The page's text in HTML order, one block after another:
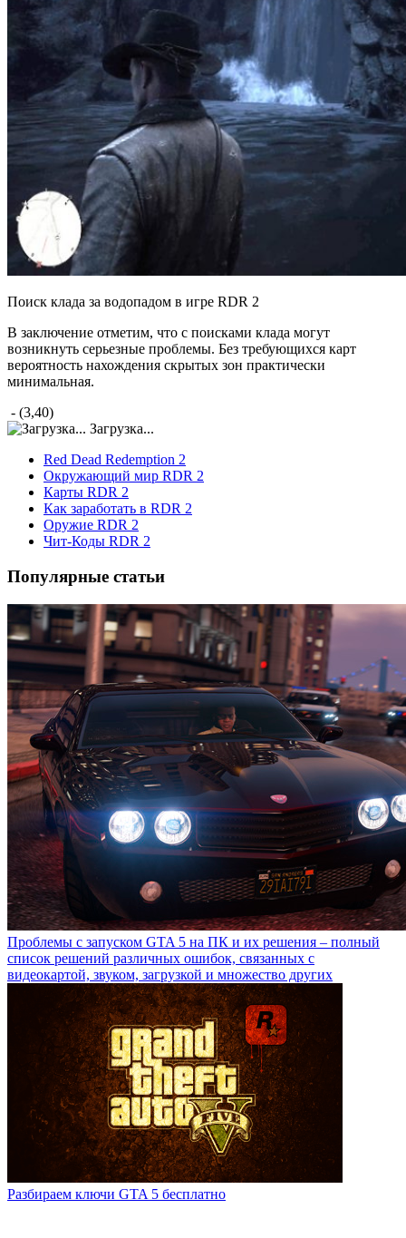
Поиск клада за водопадом в игре RDR 2
В заключение отметим, что с поисками клада могут
возникнуть серьезные проблемы. Без требующихся карт
вероятность нахождения скрытых зон практически
минимальная.
- (3,40)
Загрузка...
Red Dead Redemption 2
Окружающий мир RDR 2
Карты RDR 2
Как заработать в RDR 2
Оружие RDR 2
Чит-Коды RDR 2
Популярные статьи
Проблемы с запуском GTA 5 на ПК и их решения – полный
список решений различных ошибок, связанных с
видеокартой, звуком, загрузкой и множество других
Разбираем ключи GTA 5 бесплатно